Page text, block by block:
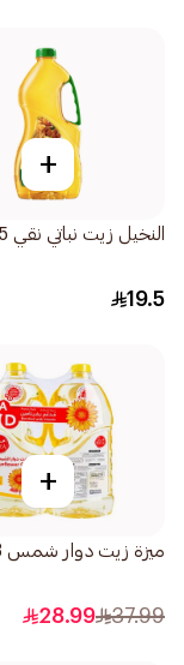
+
النخيل زيت نباتي نقي 1.5لتر
19.5
+
ميزة زيت دوار شمس 3لتر
37.99
28.99